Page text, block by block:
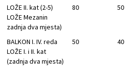
LOŽE II. kat (2-5)
LOŽE Mezanin
zadnja dva mjesta)
80 50
BALKON I. IV. reda
LOŽE I. i II. kat
(zadnja dva mjesta)
50 40